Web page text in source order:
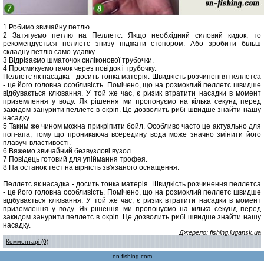
1 Робимо звичайну петлю.
2 Затягуємо петлю на Пеллетс. Якщо необхідний силовий кидок, то
рекомендується пеллетс знизу піджати стопором. Або зробити більш
складну петлю само-удавку.
3 Відрізаємо шматочок силіконової трубочки.
4 Просмикуємо гачок через повідок і трубочку.
Пеллетс як насадка - досить тонка матерія. Швидкість розчинення пеллетса
- це його головна особливість. Помічено, що на розмоклий пеллетс швидше
відбувається клювання. У той же час, є ризик втратити насадки в момент
приземлення у воду. Як рішення ми пропонуємо на кілька секунд перед
закидом занурити пеллетс в окріп. Це дозволить рибі швидше знайти нашу
насадку.
5 Таким же чином можна прикріпити бойл. Особливо часто це актуально для
поп-апа, тому що проникаюча всередину вода може значно змінити його
плавучі властивості.
6 Вяжемо звичайний безвузлові вузол.
7 Повідець готовий для упіймання трофея.
8 На останок тест на вірність зв'язаного оснащення.
Пеллетс як насадка - досить тонка матерія. Швидкість розчинення пеллетса
- це його головна особливість. Помічено, що на розмоклий пеллетс швидше
відбувається клювання. У той же час, є ризик втратити насадки в момент
приземлення у воду. Як рішення ми пропонуємо на кілька секунд перед
закидом занурити пеллетс в окріп. Це дозволить рибі швидше знайти нашу
насадку.
Джерело: fishing.lugansk.ua
Комментарі (0)
on-fishing.com